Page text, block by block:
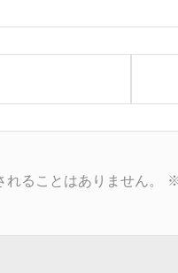
ることはありません。